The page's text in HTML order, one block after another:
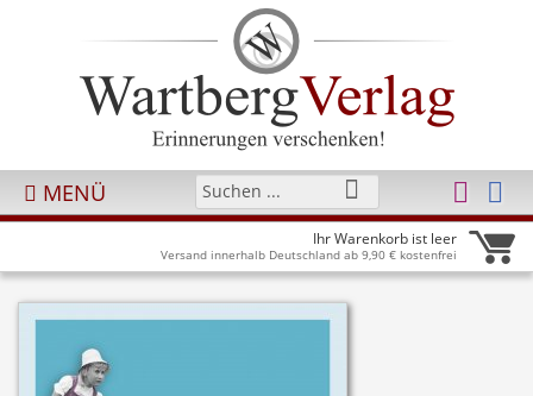
MENÜ
Ihr Warenkorb ist leer
Versand innerhalb Deutschland ab 9,90 € kostenfrei